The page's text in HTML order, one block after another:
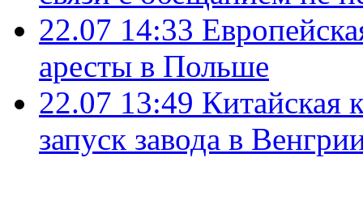
22.07 14:33
аресты в Польше
22.07 13:49 Китайская
запуск завода в